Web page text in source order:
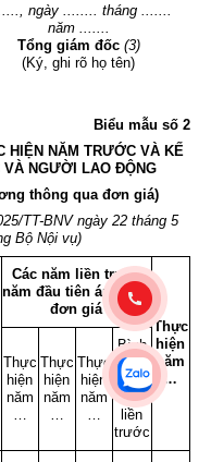
ngày ........ tháng .......
năm .......
Tổng giám đốc (3)
(Ký, ghi rõ họ tên)
Biểu mẫu số 2
HIỆN NĂM TRƯỚC VÀ KẾ
VÀ NGƯỜI LAO ĐỘNG
thông qua đơn giá)
TT-BNV ngày 22 tháng 5
Bộ Nội vụ)
Các năm liền trước
năm đầu tiên áp dụng
đơn giá
Thực
hiện
năm
…
Thực
hiện
năm
…
Thực
hiện
năm
…
Thực
hiện
năm
…
Bình
quân
các
năm
liền
trước